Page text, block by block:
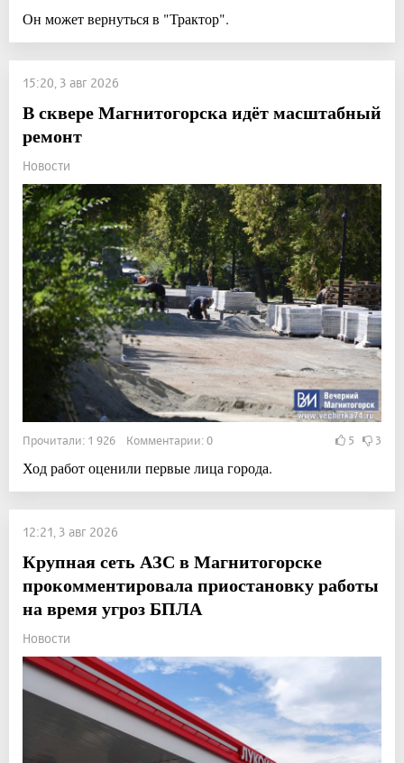
Он может вернуться в "Трактор".
15:20, 3 авг 2026
В сквере Магнитогорска идёт масштабный
ремонт
Новости
Прочитали: 1 926 Комментарии: 0 5 3
Ход работ оценили первые лица города.
12:21, 3 авг 2026
Крупная сеть АЗС в Магнитогорске
прокомментировала приостановку работы
на время угроз БПЛА
Новости